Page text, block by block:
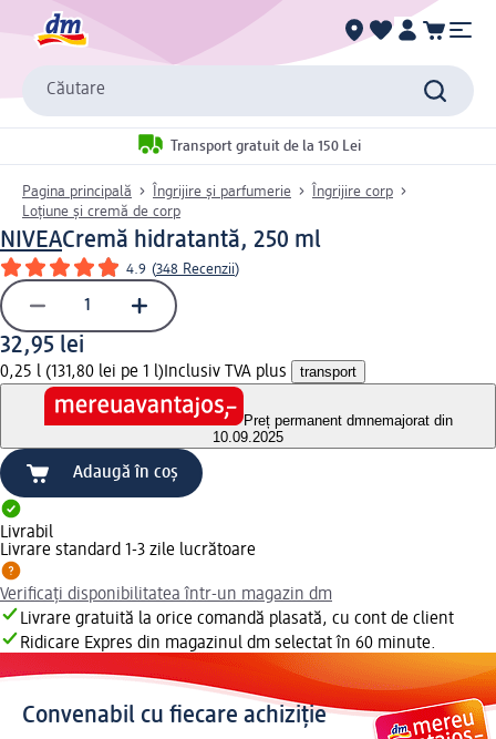
Căutare
Transport gratuit de la 150 Lei
Pagina principală Îngrijire și parfumerie
Îngrijire corp
Loțiune și cremă de corp
NIVEACremă hidratantă, 250 ml
4.9 (348 Recenzii)
32,95 lei
0,25 l (131,80 lei pe 1 l) Inclusiv TVA plus transport
Preț permanent dmnemajorat din
10.09.2025
Adaugă în coș
Livrabil
Livrare standard 1-3 zile lucrătoare
Verificați disponibilitatea într-un magazin dm
Livrare gratuită la orice comandă plasată, cu cont de client
Ridicare Expres din magazinul dm selectat în 60 minute.
Convenabil cu fiecare achiziție